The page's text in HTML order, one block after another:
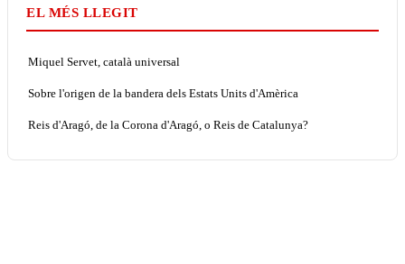
EL MÉS LLEGIT
Miquel Servet, català universal
Sobre l'origen de la bandera dels Estats Units d'Amèrica
Reis d'Aragó, de la Corona d'Aragó, o Reis de Catalunya?